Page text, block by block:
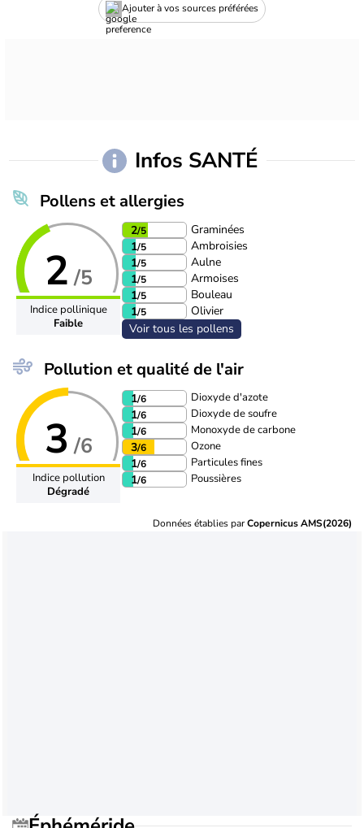
Ajouter à vos sources préférées
Infos SANTÉ
Pollens et allergies
2 /5
Indice pollinique
Faible
2/5
Graminées
1/5
Ambroisies
1/5
Aulne
1/5
Armoises
1/5
Bouleau
1/5
Olivier
Voir tous les pollens
Pollution et qualité de l'air
3 /6
Indice pollution
Dégradé
1/6 Dioxyde d'azote
1/6 Dioxyde de soufre
1/6 Monoxyde de carbone
3/6 Ozone
1/6 Particules fines
1/6 Poussières
Données établies parCopernicus AMS(2026)